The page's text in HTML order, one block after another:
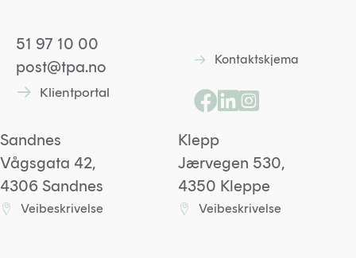
51 97 10 00
post@tpa.no
Lenke til kontaktskjema
Klientportal
Lenke til
Kontaktskjema
Lenke til
Lenke til Linkedin
Lenke til
Sandnes
Vågsgata 42,
4306 Sandnes
Lenke til Sandneskontoret på Google maps
Veibeskrivelse
Klepp
Jærvegen 530,
4350 Kleppe
Lenke til Kleppkontoret
Veibeskrivelse